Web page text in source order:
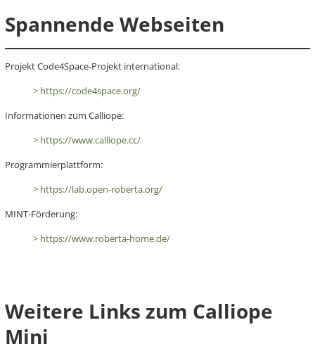
Spannende Webseiten
Projekt Code4Space-Projekt international:
> https://code4space.org/
Informationen zum Calliope:
> https://www.calliope.cc/
Programmierplattform:
> https://lab.open-roberta.org/
MINT-Förderung:
> https://www.roberta-home.de/
Weitere Links zum Calliope
Mini